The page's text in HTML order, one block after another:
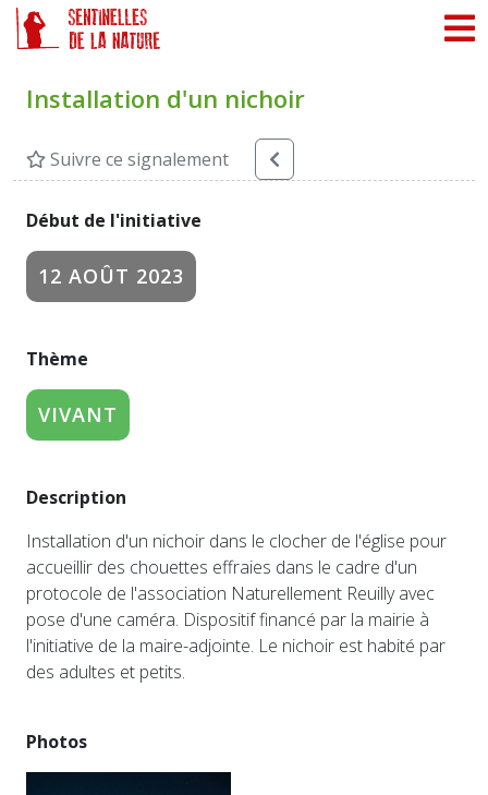
Installation d'un nichoir
Suivre ce signalement
Début de l'initiative
12 AOÛT 2023
Thème
VIVANT
Description
Installation d'un nichoir dans le clocher de l'église pour
accueillir des chouettes effraies dans le cadre d'un
protocole de l'association Naturellement Reuilly avec
pose d'une caméra. Dispositif financé par la mairie à
l'initiative de la maire-adjointe. Le nichoir est habité par
des adultes et petits.
Photos
Panneau de gestion des cookies